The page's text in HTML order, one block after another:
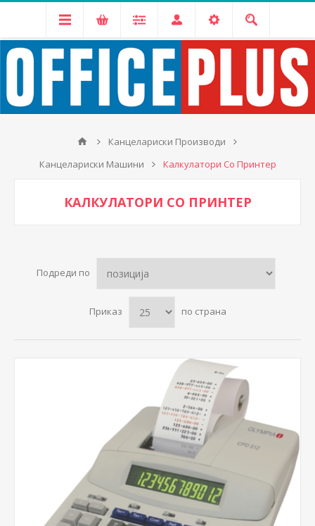
Канцелариски Производи
Канцелариски Машини
Калкулатори Со Принтер
КАЛКУЛАТОРИ СО ПРИНТЕР
Подреди по
Приказ по страна